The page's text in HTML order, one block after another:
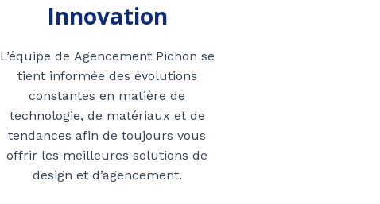
Innovation
L’équipe de Agencement Pichon se
tient informée des évolutions
constantes en matière de
technologie, de matériaux et de
tendances afin de toujours vous
offrir les meilleures solutions de
design et d’agencement.